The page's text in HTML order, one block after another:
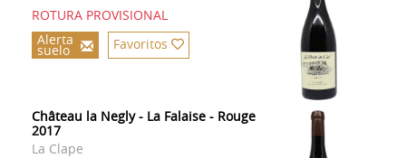
ROTURA PROVISIONAL
Alerta
suelo Favoritos
Château la Negly - La Falaise - Rouge
2017
La Clape